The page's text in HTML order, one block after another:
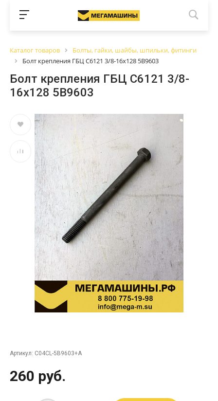
Каталог товаров
Болты, гайки, шайбы, шпильки, фитинги
Болт крепления ГБЦ C6121 3/8-16x128 5B9603
Болт крепления ГБЦ C6121 3/8-
16x128 5B9603
Артикул: C04CL-5B9603+A
260 руб.